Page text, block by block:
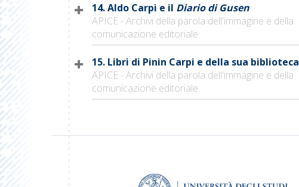
14. Aldo Carpi e il Diario di Gusen
APICE - Archivi della parola dell'immagine e della
comunicazione editoriale
15. Libri di Pinin Carpi e della sua biblioteca
APICE - Archivi della parola dell'immagine e della
comunicazione editoriale